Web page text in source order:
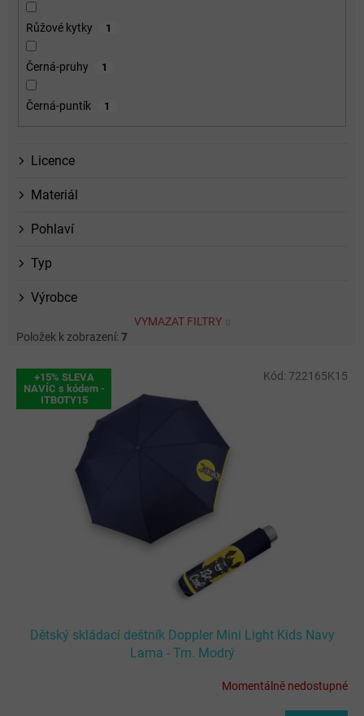
Růžové kytky 1
Černá-pruhy 1
Černá-puntík 1
Licence
Materiál
Pohlaví
Typ
Výrobce
VYMAZAT FILTRY
Položek k zobrazení: 7
V
+15% SLEVA
NAVÍC s kódem -
ITBOTY15
Dětský skládací deštník Doppler Mini Light Kids Navy
Lama - Tm. Modrý
Momentálně nedostupné
Kód: 722165K15